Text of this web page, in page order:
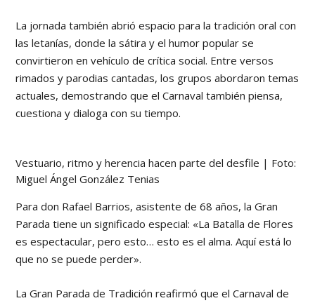
La jornada también abrió espacio para la tradición oral con
las letanías, donde la sátira y el humor popular se
convirtieron en vehículo de crítica social. Entre versos
rimados y parodias cantadas, los grupos abordaron temas
actuales, demostrando que el Carnaval también piensa,
cuestiona y dialoga con su tiempo.
Vestuario, ritmo y herencia hacen parte del desfile | Foto:
Miguel Ángel González Tenias
Para don Rafael Barrios, asistente de 68 años, la Gran
Parada tiene un significado especial: «La Batalla de Flores
es espectacular, pero esto… esto es el alma. Aquí está lo
que no se puede perder».
La Gran Parada de Tradición reafirmó que el Carnaval de